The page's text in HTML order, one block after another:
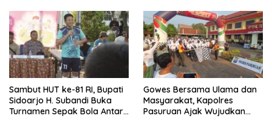
Forkopimda
Sambut HUT ke-81 RI, Bupati
Sidoarjo H. Subandi Buka
Turnamen Sepak Bola Antar
Gowes Bersama Ulama dan
Masyarakat, Kapolres
Pasuruan Ajak Wujudkan